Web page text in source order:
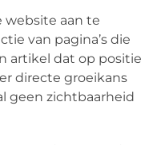
website aan te
van pagina’s die
artikel dat op positie
directe groeikans
geen zichtbaarheid